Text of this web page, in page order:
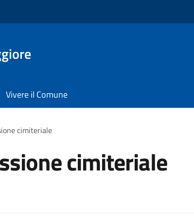
Vivere il Comune
cimiteriale
cimiteriale